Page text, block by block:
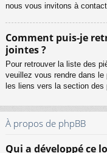
nous vous invitons à
Comment puis-je
jointes ?
Pour retrouver la liste des
veuillez vous rendre dans le
les liens vers la section des
À propos de phpBB
Qui a développé ce